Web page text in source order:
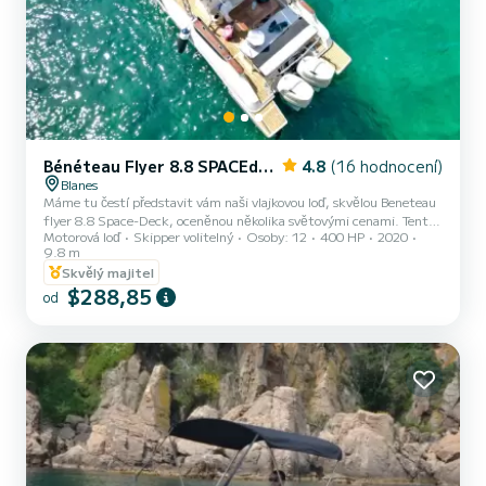
Bénéteau Flyer 8.8 SPACEdeck 4.8 (16 hodnocení)
Blanes
Máme tu čestí představit vám naši vlajkovou loď, skvělou Beneteau
flyer 8.8 Space-Deck, oceněnou několika světovými cenami. Tento
člun se vyznačuje vynikajícím chováním a bezpečností při plavbě,
která je hodná lodí s větší délkou. Je vybaven ve své nejvyšší verzi
se všemi dostupnými příslušenstvími a pohodlím od Beneteau.
VÝBAVA PRO PLAVBU. - Automatické elektronické křídla ZIPP
WAKE. Křídla zajistí, že při složitých podmínkách na moři loď
Motorová loď Skipper volitelný Osoby: 12 400 HP
2020
9.8 m
Skvělý majitel
od $288,85